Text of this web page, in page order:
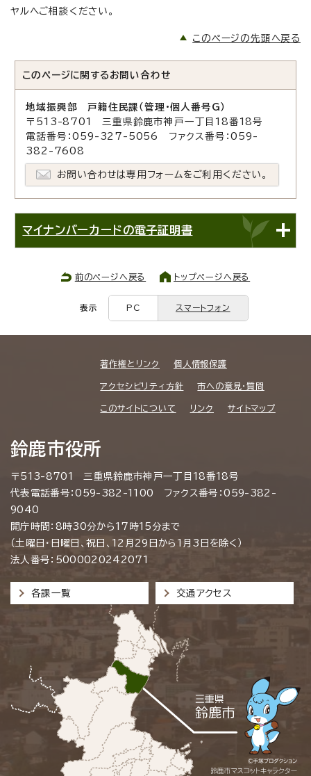
ヤルへご相談ください。
このページの先頭へ戻る
このページに関する お問い合わせ
地域振興部 戸籍住民課（管理・個人番号G）
〒513-8701 三重県鈴鹿市神戸一丁目18番18号
電話番号：059-327-5056 ファクス番号：059-
382-7608
お問い合わせは専用フォームをご利用ください。
マイナンバーカードの電子証明書
前のページへ戻る トップページへ戻る
表示 PC スマートフォン
著作権とリンク 個人情報保護
アクセシビリティ方針 市への意見・質問
このサイトについて リンク サイトマップ
鈴鹿市役所
〒513-8701 三重県鈴鹿市神戸一丁目18番18号
代表電話番号：059-382-1100 ファクス番号：059-382-
9040
開庁時間：8時30分から17時15分まで
（土曜日・日曜日、祝日、12月29日から1月3日を除く）
法人番号：5000020242071
各課一覧 交通アクセス